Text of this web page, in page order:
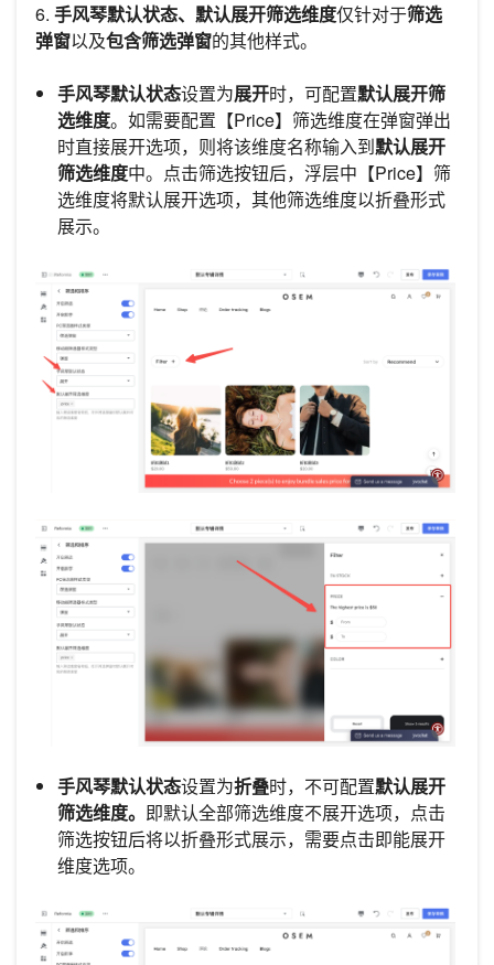
6. 手风琴默认状态、默认展开筛选维度仅针对于筛选
弹窗以及包含筛选弹窗的其他样式。
手风琴默认状态设置为展开时，可配置默认展开筛
选维度。如需要配置【Price】筛选维度在弹窗弹出
时直接展开选项，则将该维度名称输入到默认展开
筛选维度中。点击筛选按钮后，浮层中【Price】筛
选维度将默认展开选项，其他筛选维度以折叠形式
展示。
手风琴默认状态设置为折叠时，不可配置默认展开
筛选维度。 即默认全部筛选维度不展开选项，点击
筛选按钮后将以折叠形式展示，需要点击即能展开
维度选项。